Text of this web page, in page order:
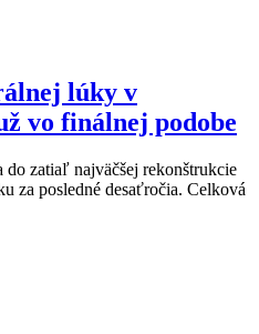
lúky v
vo finálnej podobe
do zatiaľ najväčšej rekonštrukcie
za posledné desaťročia. Celková